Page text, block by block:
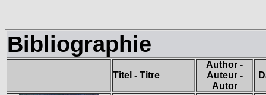
Bibliographie
Titel - Titre
Author -
Auteur -
Autor